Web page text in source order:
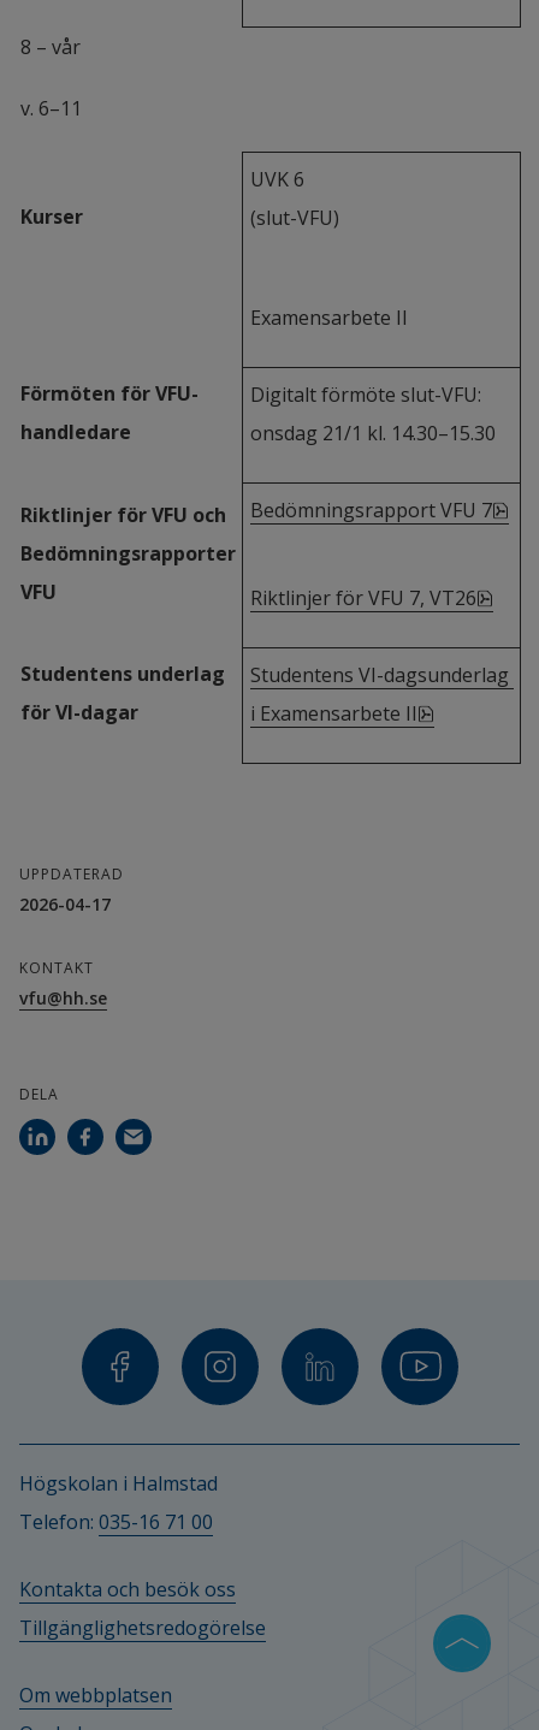
8 – vår
v. 6–11
Kurser
UVK 6
(slut-VFU)
Examensarbete II
Förmöten för VFU-
handledare
Digitalt förmöte slut-VFU:
onsdag 21/1 kl. 14.30–15.30
Riktlinjer för VFU och
Bedömningsrapporter
VFU
Bedömningsrapport VFU 7
Riktlinjer för VFU 7, VT26
Studentens underlag
för VI-dagar
Studentens VI-dagsunderlag
i Examensarbete II
UPPDATERAD
2026-04-17
KONTAKT
vfu@hh.se
DELA
Högskolan i Halmstad
Telefon: 035-16 71 00
Kontakta och besök oss
Tillgänglighetsredogörelse
Om webbplatsen